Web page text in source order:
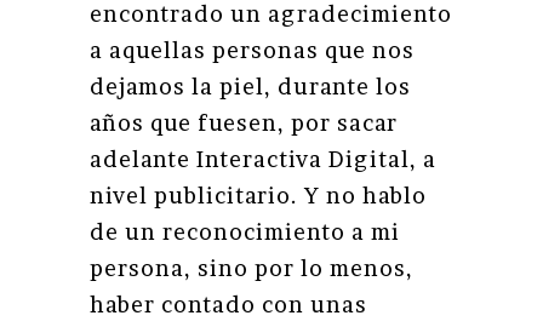
encontrado un agradecimiento
a aquellas personas que nos
dejamos la piel, durante los
años que fuesen, por sacar
adelante Interactiva Digital, a
nivel publicitario. Y no hablo
de un reconocimiento a mi
persona, sino por lo menos,
haber contado con unas